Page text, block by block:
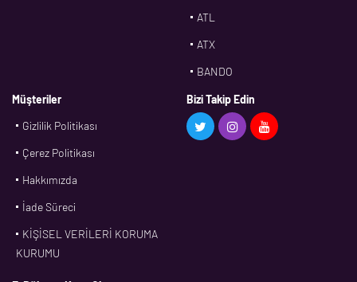
ATL
ATX
BANDO
BMS
CDF
Müşteriler
Gizlilik Politikası
Çerez Politikası
Hakkımızda
İade Süreci
KİŞİSEL VERİLERİ KORUMA
KURUMU
Bizi Takip Edin